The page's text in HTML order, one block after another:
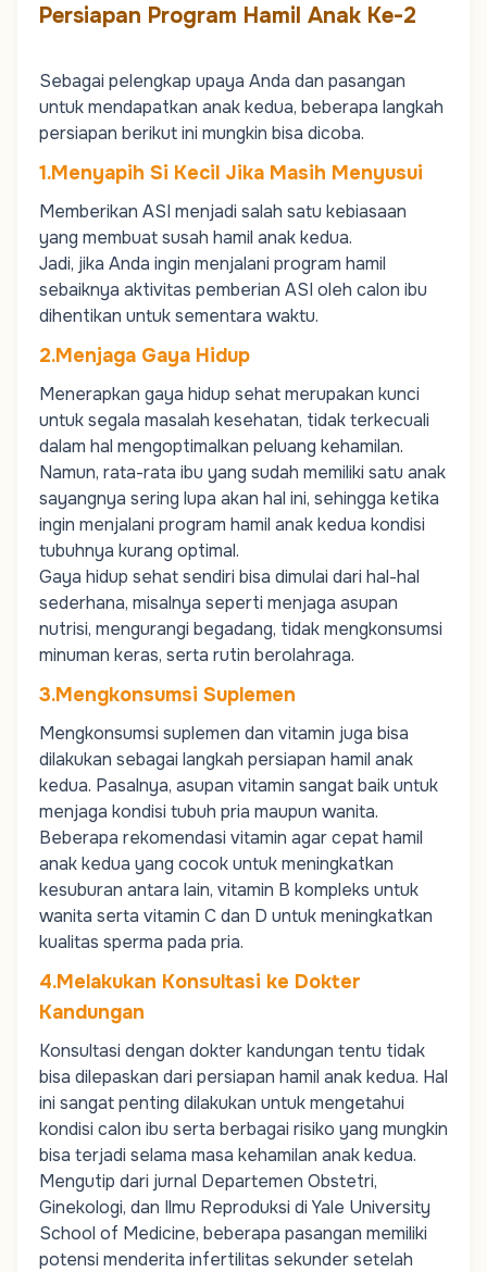
Persiapan Program Hamil Anak Ke-2
Sebagai pelengkap upaya Anda dan pasangan
untuk mendapatkan anak kedua, beberapa langkah
persiapan berikut ini mungkin bisa dicoba.
1.Menyapih Si Kecil Jika Masih Menyusui
Memberikan ASI menjadi salah satu kebiasaan
yang membuat susah hamil anak kedua.
Jadi, jika Anda ingin menjalani program hamil
sebaiknya aktivitas pemberian ASI oleh calon ibu
dihentikan untuk sementara waktu.
2.Menjaga Gaya Hidup
Menerapkan gaya hidup sehat merupakan kunci
untuk segala masalah kesehatan, tidak terkecuali
dalam hal mengoptimalkan peluang kehamilan.
Namun, rata-rata ibu yang sudah memiliki satu anak
sayangnya sering lupa akan hal ini, sehingga ketika
ingin menjalani program hamil anak kedua kondisi
tubuhnya kurang optimal.
Gaya hidup sehat sendiri bisa dimulai dari hal-hal
sederhana, misalnya seperti menjaga asupan
nutrisi, mengurangi begadang, tidak mengkonsumsi
minuman keras, serta rutin berolahraga.
3.Mengkonsumsi Suplemen
Mengkonsumsi suplemen dan vitamin juga bisa
dilakukan sebagai langkah persiapan hamil anak
kedua. Pasalnya, asupan vitamin sangat baik untuk
menjaga kondisi tubuh pria maupun wanita.
Beberapa rekomendasi vitamin agar cepat hamil
anak kedua yang cocok untuk meningkatkan
kesuburan antara lain, vitamin B kompleks untuk
wanita serta vitamin C dan D untuk meningkatkan
kualitas sperma pada pria.
4.Melakukan Konsultasi ke Dokter
Kandungan
Konsultasi dengan dokter kandungan tentu tidak
bisa dilepaskan dari persiapan hamil anak kedua. Hal
ini sangat penting dilakukan untuk mengetahui
kondisi calon ibu serta berbagai risiko yang mungkin
bisa terjadi selama masa kehamilan anak kedua.
Mengutip dari jurnal Departemen Obstetri,
Ginekologi, dan Ilmu Reproduksi di Yale University
School of Medicine, beberapa pasangan memiliki
potensi menderita infertilitas sekunder setelah